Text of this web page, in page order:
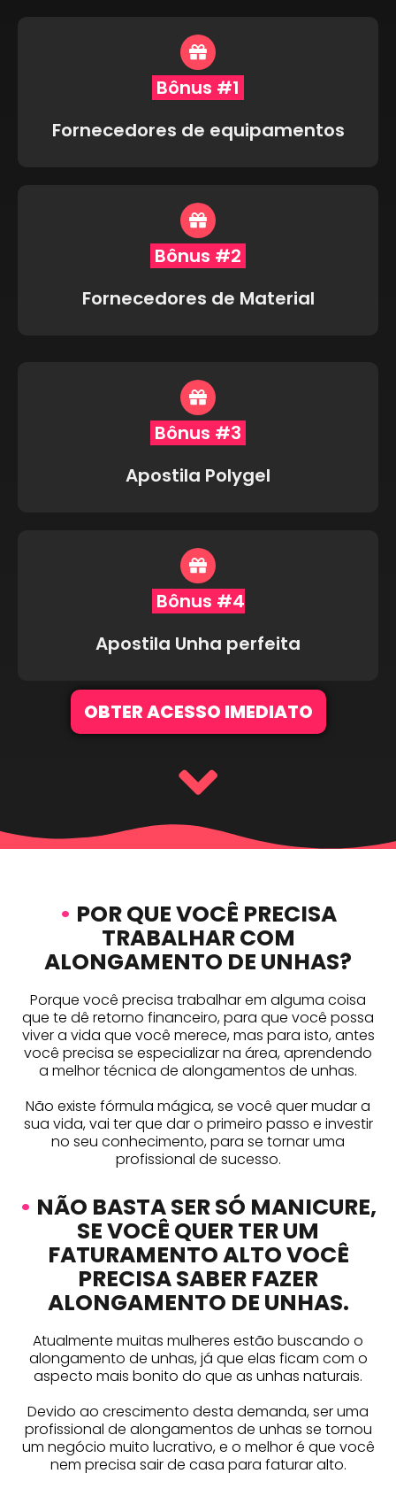
Bônus #1
Fornecedores de equipamentos
Bônus #2
Fornecedores de Material
Bônus #3
Apostila Polygel
Bônus #4
Apostila Unha perfeita
OBTER ACESSO IMEDIATO
• POR QUE VOCÊ PRECISA
TRABALHAR COM
ALONGAMENTO DE UNHAS?
Porque você precisa trabalhar em alguma coisa
que te dê retorno financeiro, para que você possa
viver a vida que você merece, mas para isto, antes
você precisa se especializar na área, aprendendo
a melhor técnica de alongamentos de unhas.
Não existe fórmula mágica, se você quer mudar a
sua vida, vai ter que dar o primeiro passo e investir
no seu conhecimento, para se tornar uma
profissional de sucesso.
• NÃO BASTA SER SÓ MANICURE,
SE VOCÊ QUER TER UM
FATURAMENTO ALTO VOCÊ
PRECISA SABER FAZER
ALONGAMENTO DE UNHAS.
Atualmente muitas mulheres estão buscando o
alongamento de unhas, já que elas ficam com o
aspecto mais bonito do que as unhas naturais.
Devido ao crescimento desta demanda, ser uma
profissional de alongamentos de unhas se tornou
um negócio muito lucrativo, e o melhor é que você
nem precisa sair de casa para faturar alto.